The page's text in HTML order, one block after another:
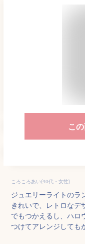
こ
ころころあい(40代・女性)
ジュエリーライトのラ
きれいで、レトロなデ
でもつかえるし、ハロ
つけてアレンジしても